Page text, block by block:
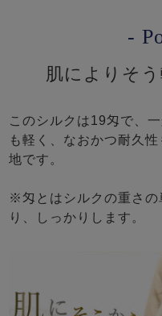
-
肌によりそ
このシルクは19匁で、
も軽く、なおかつ耐久
地です。
※匁とはシルクの重さの
り、しっかりします。